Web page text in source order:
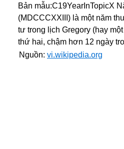
Bản mẫu:C19YearInTopicX
(MDCCCXXIII) là một năm
tư trong lịch Gregory (hay
thứ hai, chậm hơn 12 ngày
Nguồn: vi.wikipedia.org